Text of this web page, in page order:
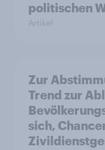
politischen
Artikel
Zur
Trend zur
sich,